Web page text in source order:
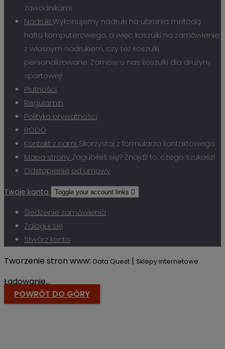
zawodnikami.
Nadruki Wykonujemy nadruki na ubrania metodą
haftu komputerowego, a więc koszulki na zamówienie
z własnym nadrukiem, czy też koszulki
personalizowane. Zamów u nas koszulki dla drużyny
sportowej!
Płatności
Regulamin
Polityka prywatności
RODO
Kontakt z nami Skorzystaj z formularza kontaktowego
Mapa strony Zagubiłeś się? Znajdź to, czego szukasz!
Odstąpienie od umowy
Twoje konto Toggle your account links 
Śledzenie zamówienia
Zaloguj się
Stwórz konto
Tworzenie stron www: Data Quest | Sklepy internetowe
Ładowanie...
POWRÓT DO GÓRY